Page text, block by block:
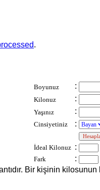
.
Boyunuz :
Kilonuz :
Yaşınız :
Cinsiyetiniz
:
İdeal Kilonuz :
Fark :
Bir kişinin